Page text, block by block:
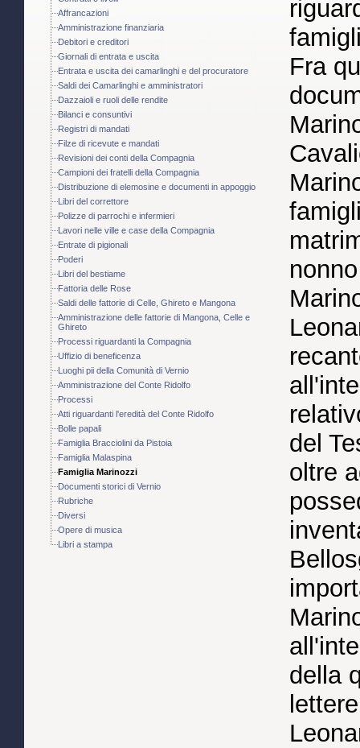
Affrancazioni
Amministrazione finanziaria
Debitori e creditori
Giornali di entrata e uscita
Entrata e uscita dei camarlinghi e del procuratore
Saldi dei Camarlinghi e amministratori
Dazzaioli e ruoli delle rendite
Bilanci e consuntivi
Registri di mandati
Filze di ricevute e mandati
Revisioni dei conti della Compagnia
Campioni dei fratelli della Compagnia
Distribuzione di elemosine e documenti in appoggio
Libri del correttore
Polizze di parrochi e infermieri
Lavori nelle ville e case della Compagnia
Entrate di pigionali
Poderi
Libri del bestiame
Fattoria delle Rose
Saldi delle fattorie di Celle, Ghireto e Mangona
Amministrazione delle fattorie di Mangona, Celle e
Ghireto
Processi riguardanti la Compagnia
Uffizio di beneficenza
Luoghi pii della Comunità di Vernio
Amministrazione del Conte Ridolfo
Processi
Atti riguardanti l'eredità del Conte Ridolfo
Bolle papali
Famiglia Bracciolini da Pistoia
Famiglia Malaspina
Famiglia Marinozzi
Documenti storici di Vernio
Rubriche
Diversi
Opere di musica
Libri a stampa
Fra
del
oltre
della